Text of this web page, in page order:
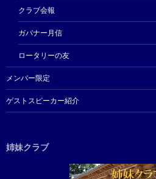
クラブ会報
ガバナー月信
ロータリーの友
メンバー限定
ゲストスピーカー紹介
姉妹クラブ